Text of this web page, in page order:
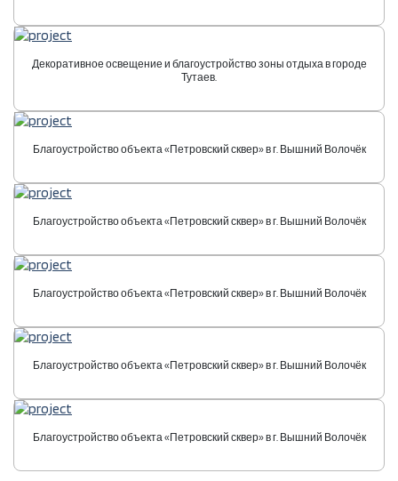
Декоративное освещение и благоустройство зоны отдыха в городе
Тутаев.
Благоустройство объекта «Петровский сквер» в г. Вышний Волочёк
Благоустройство объекта «Петровский сквер» в г. Вышний Волочёк
Благоустройство объекта «Петровский сквер» в г. Вышний Волочёк
Благоустройство объекта «Петровский сквер» в г. Вышний Волочёк
Благоустройство объекта «Петровский сквер» в г. Вышний Волочёк